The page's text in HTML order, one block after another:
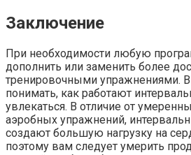
Заключение
При необходимости любую
дополнить или заменить более
тренировочными упражнениями.
понимать, как работают
увлекаться. В отличие от
аэробных упражнений,
создают большую нагрузку на
поэтому вам следует умерить